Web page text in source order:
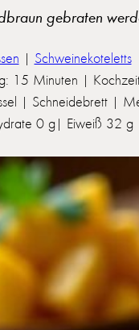
gebraten
| Schweinekoteletts
15 Minuten |
| Schneidebrett |
0 g| Eiweiß 32